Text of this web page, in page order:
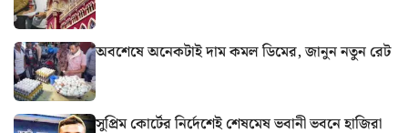
অবশেষে অনেকটাই দাম কমল ডিমের, জানুন নতুন রেট
সুপ্রিম কোর্টের নির্দেশেই শেষমেষ ভবানী ভবনে হাজিরা